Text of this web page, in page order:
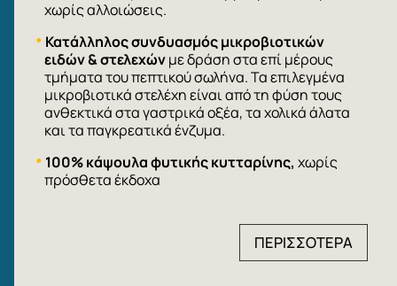
χωρίς αλλοιώσεις.
Κατάλληλος συνδυασμός μικροβιοτικών
ειδών& στελεχώνμε δράση στα επί μέρους
τμήματα του πεπτικού σωλήνα. Τα επιλεγμένα
μικροβιοτικά στελέχη είναι από τη φύση τους
ανθεκτικά στα γαστρικά οξέα, τα χολικά άλατα
και τα παγκρεατικά ένζυμα.
100% κάψουλα φυτικής κυτταρίνης, χωρίς
πρόσθετα έκδοχα
ΠΕΡΙΣΣΟΤΕΡΑ